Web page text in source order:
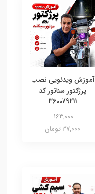
آموزش ویدئویی نصب
پرژکتور سناتور کد
360079211
163,000
37,000 تومان